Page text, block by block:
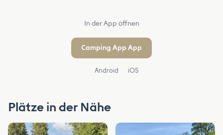
In der App öffnen
Camping App App
Android iOS
Plätze in der Nähe